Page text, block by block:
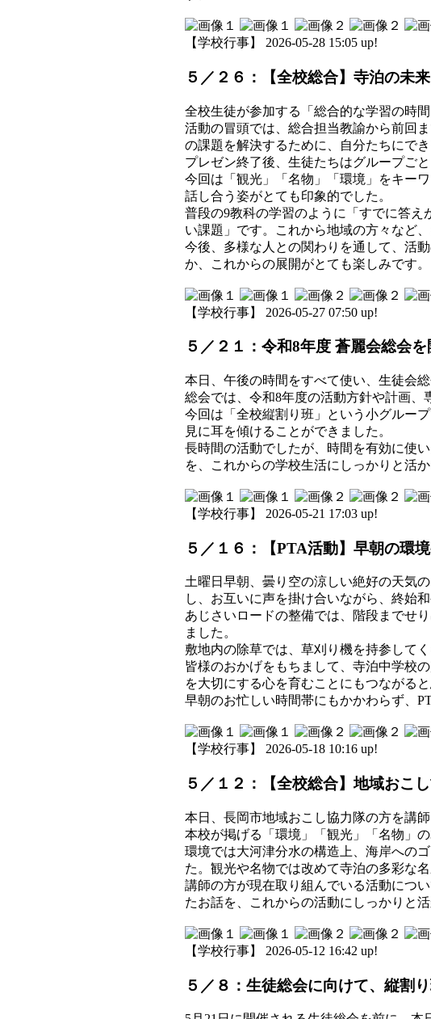
【学校行事】 2026-05-28 15:05 up!
５／２６：【全校総合】寺泊の未
全校生徒が参加する「総合的な学習の時
活動の冒頭では、総合担当教諭から前回
の課題を解決するために、自分たちにで
プレゼン終了後、生徒たちはグループご
今回は「観光」「名物」「環境」をキー
話し合う姿がとても印象的でした。
普段の9教科の学習のように「すでに答
い課題」です。これから地域の方々など
今後、多様な人との関わりを通して、活
か、これからの展開がとても楽しみです。
【学校行事】 2026-05-27 07:50 up!
５／２１：令和8年度 蒼麗会総会
本日、午後の時間をすべて使い、生徒会
総会では、令和8年度の活動方針や計画、
今回は「全校縦割り班」という小グルー
見に耳を傾けることができました。
長時間の活動でしたが、時間を有効に使
を、これからの学校生活にしっかりと活か
【学校行事】 2026-05-21 17:03 up!
５／１６：【PTA活動】早朝の環
土曜日早朝、曇り空の涼しい絶好の天気
し、お互いに声を掛け合いながら、終始
あじさいロードの整備では、階段までせ
ました。
敷地内の除草では、草刈り機を持参して
皆様のおかげをもちまして、寺泊中学校
を大切にする心を育むことにもつながると
早朝のお忙しい時間帯にもかかわらず、
【学校行事】 2026-05-18 10:16 up!
５／１２：【全校総合】地域おこ
本日、長岡市地域おこし協力隊の方を講
本校が掲げる「環境」「観光」「名物」
環境では大河津分水の構造上、海岸への
た。観光や名物では改めて寺泊の多彩な
講師の方が現在取り組んでいる活動につ
たお話を、これからの活動にしっかりと
【学校行事】 2026-05-12 16:42 up!
５／８：生徒総会に向けて、縦割